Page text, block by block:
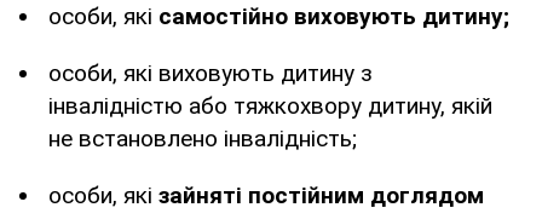
особи, які самостійно виховують дитину;
особи, які виховують дитину з
інвалідністю або тяжкохвору дитину, якій
не встановлено інвалідність;
особи, які зайняті постійним доглядом